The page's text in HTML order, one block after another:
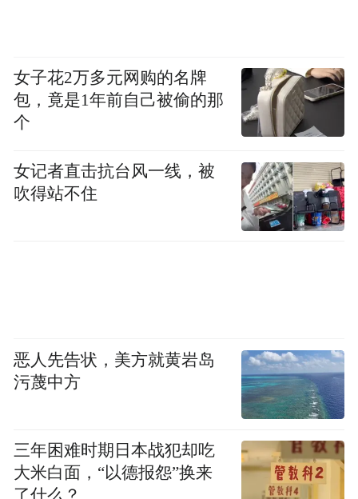
女子花2万多元网购的名牌
包，竟是1年前自己被偷的那
个
女记者直击抗台风一线，被
吹得站不住
恶人先告状，美方就黄岩岛
污蔑中方
三年困难时期日本战犯却吃
大米白面，“以德报怨”换来
了什么？